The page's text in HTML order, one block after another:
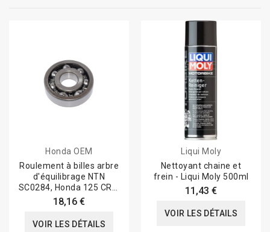
Honda OEM
Roulement à billes arbre
d'équilibrage NTN
SC0284, Honda 125 CRM
NSR jc20 jc22
18,16 €
VOIR LES DÉTAILS
Liqui Moly
Nettoyant chaine et
frein - Liqui Moly 500ml
11,43 €
VOIR LES DÉTAILS